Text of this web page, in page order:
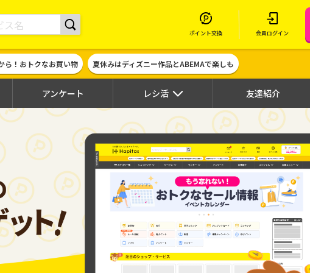
きるポイントサイト | ハピタス
ポイント交換 会員ログイン
ら！おトクなお買い物 夏休みはディズニー作品とABEMAで楽しも
アンケート レシ活 友達紹介